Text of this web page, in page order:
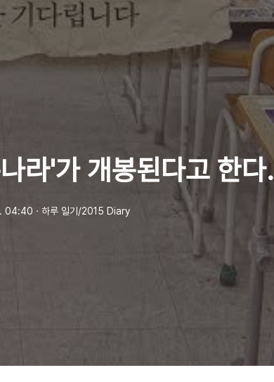
라'가 개봉된다고 한다.
04:40 ㆍ 하루 일기/2015 Diary